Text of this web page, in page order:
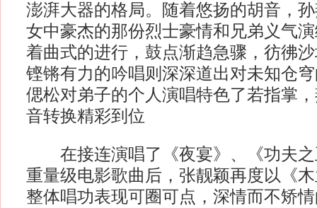
澎湃大器的格局。随着悠扬的胡音，
女中豪杰的那份烈士豪情和兄弟义气
着曲式的进行，鼓点渐趋急骤，彷彿
铿锵有力的吟唱则深深道出对未知仓
偲松对弟子的个人演唱特色了若指掌
音转换精彩到位
在接连演唱了《夜宴》、《功夫之
重量级电影歌曲后，张靓颖再度以《
整体唱功表现可圈可点，深情而不矫